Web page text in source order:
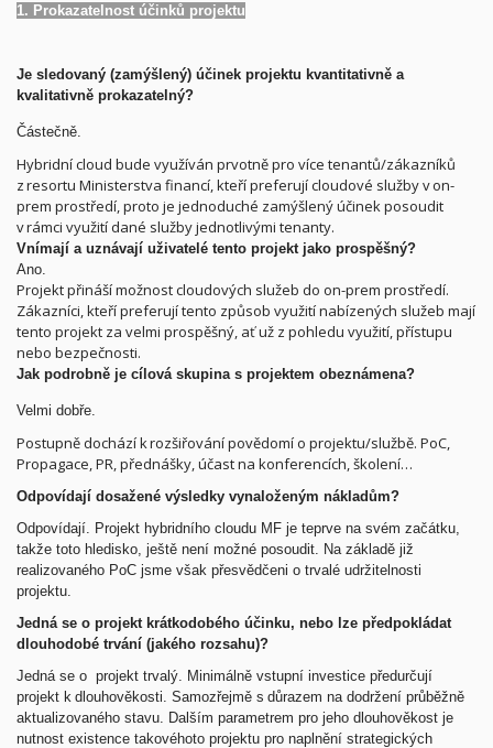
1. Prokazatelnost účinků projektu
Je sledovaný (zamýšlený) účinek projektu kvantitativně a
kvalitativně prokazatelný?
Částečně.
Hybridní cloud bude využíván prvotně pro více tenantů/zákazníků
z resortu Ministerstva financí, kteří preferují cloudové služby v on-
prem prostředí, proto je jednoduché zamýšlený účinek posoudit
v rámci využití dané služby jednotlivými tenanty.
Vnímají a uznávají uživatelé tento projekt jako prospěšný?
Ano.
Projekt přináší možnost cloudových služeb do on-prem prostředí.
Zákazníci, kteří preferují tento způsob využití nabízených služeb mají
tento projekt za velmi prospěšný, ať už z pohledu využití, přístupu
nebo bezpečnosti.
Jak podrobně je cílová skupina s projektem obeznámena?
Velmi dobře.
Postupně dochází k rozšiřování povědomí o projektu/službě. PoC,
Propagace, PR, přednášky, účast na konferencích, školení…
Odpovídají dosažené výsledky vynaloženým nákladům?
Odpovídají. Projekt hybridního cloudu MF je teprve na svém začátku,
takže toto hledisko, ještě není možné posoudit. Na základě již
realizovaného PoC jsme však přesvědčeni o trvalé udržitelnosti
projektu.
Jedná se o projekt krátkodobého účinku, nebo lze předpokládat
dlouhodobé trvání (jakého rozsahu)?
Jedná se o projekt trvalý. Minimálně vstupní investice předurčují
projekt k dlouhověkosti. Samozřejmě s důrazem na dodržení průběžně
aktualizovaného stavu. Dalším parametrem pro jeho dlouhověkost je
nutnost existence takovéhoto projektu pro naplnění strategických